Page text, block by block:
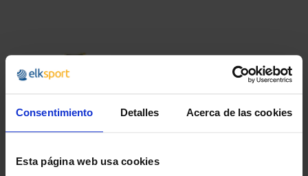
Consentimiento Detalles Acerca de las cookies
Esta página web usa cookies